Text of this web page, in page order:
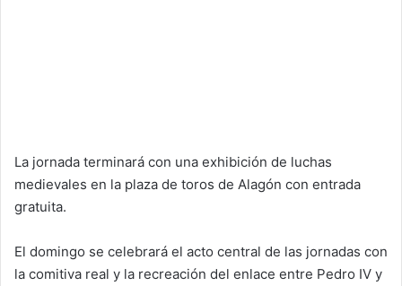
La jornada terminará con una exhibición de luchas
medievales en la plaza de toros de Alagón con entrada
gratuita.
El domingo se celebrará el acto central de las jornadas con
la comitiva real y la recreación del enlace entre Pedro IV y